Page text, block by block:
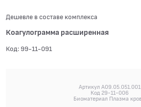
Дешевле в составе комплекса
Коагулограмма расширенная
Код: 99-11-091
Артикул A09.05.051.001
Код 29-11-006
Биоматериал Плазма